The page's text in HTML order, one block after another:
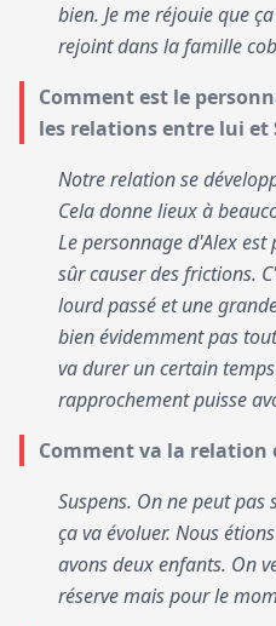
bien. Je me réjouie que
rejoint dans la famille
Comment est le
les relations entre lui et
Notre relation se
Cela donne lieux à
Le personnage d'Alex
sûr causer des frictions.
lourd passé et une
bien évidemment pas
va durer un certain
rapprochement puisse
Comment va la relation
Suspens. On ne peut
ça va évoluer. Nous
avons deux enfants. On
réserve mais pour le